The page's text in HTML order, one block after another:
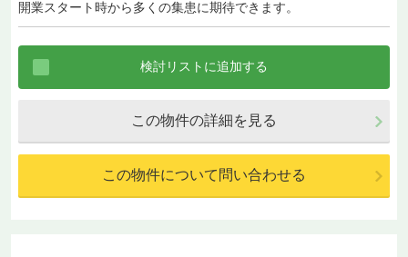
開業スタート時から多くの集患に期待できます。
この物件の詳細を見る
この物件について問い合わせる